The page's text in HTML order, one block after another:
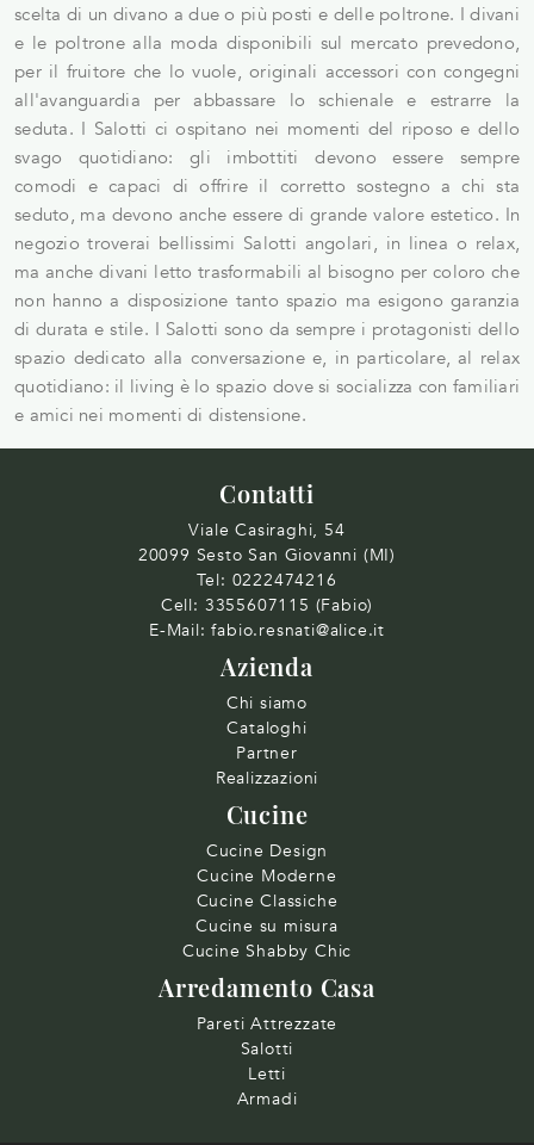
scelta di un divano a due o più posti e delle poltrone. I divani
e le poltrone alla moda disponibili sul mercato prevedono,
per il fruitore che lo vuole, originali accessori con congegni
all'avanguardia per abbassare lo schienale e estrarre la
seduta. I Salotti ci ospitano nei momenti del riposo e dello
svago quotidiano: gli imbottiti devono essere sempre
comodi e capaci di offrire il corretto sostegno a chi sta
seduto, ma devono anche essere di grande valore estetico. In
negozio troverai bellissimi Salotti angolari, in linea o relax,
ma anche divani letto trasformabili al bisogno per coloro che
non hanno a disposizione tanto spazio ma esigono garanzia
di durata e stile. I Salotti sono da sempre i protagonisti dello
spazio dedicato alla conversazione e, in particolare, al relax
quotidiano: il living è lo spazio dove si socializza con familiari
e amici nei momenti di distensione.
Contatti
Viale Casiraghi, 54
20099 Sesto San Giovanni (MI)
Tel: 0222474216
Cell: 3355607115 (Fabio)
E-Mail: fabio.resnati@alice.it
Azienda
Chi siamo
Cataloghi
Partner
Realizzazioni
Cucine
Cucine Design
Cucine Moderne
Cucine Classiche
Cucine su misura
Cucine Shabby Chic
Arredamento Casa
Pareti Attrezzate
Salotti
Letti
Armadi